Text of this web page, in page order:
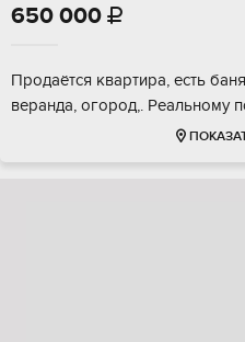
650 000 
Продаётся квартира, есть
веранда, огород,. Реальному